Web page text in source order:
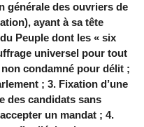
générale des ouvriers de
ayant à sa tête
Peuple dont les « six
universel pour tout
condamné pour délit ;
; 3. Fixation d’une
des candidats sans
un mandat ; 4.